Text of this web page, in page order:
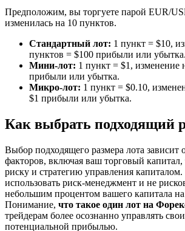
Предположим, вы торгуете парой EUR/
изменилась на 10 пунктов.
Стандартный лот: 1 пункт = $10,
пунктов = $100 прибыли или убытка.
Мини-лот: 1 пункт = $1, изменение
прибыли или убытка.
Микро-лот: 1 пункт = $0.10,
$1 прибыли или убытка.
Как выбрать подходящий
Выбор подходящего размера лота зависит
факторов, включая ваш торговый капитал,
риску и стратегию управления
использовать риск-менеджмент и не
небольшим процентом вашего капитала на
Понимание, что такое один лот на
трейдерам более осознанно управлять
потенциальной прибылью.